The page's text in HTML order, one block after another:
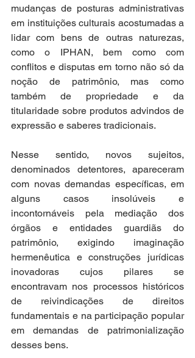
mudanças de posturas administrativas
em instituições culturais acostumadas a
lidar com bens de outras naturezas,
como o IPHAN, bem como com
conflitos e disputas em torno não só da
noção de patrimônio, mas como
também de propriedade e da
titularidade sobre produtos advindos de
expressão e saberes tradicionais.
Nesse sentido, novos sujeitos,
denominados detentores, apareceram
com novas demandas específicas, em
alguns casos insolúveis e
incontornáveis pela mediação dos
órgãos e entidades guardiãs do
patrimônio, exigindo imaginação
hermenêutica e construções jurídicas
inovadoras cujos pilares se
encontravam nos processos históricos
de reivindicações de direitos
fundamentais e na participação popular
em demandas de patrimonialização
desses bens.